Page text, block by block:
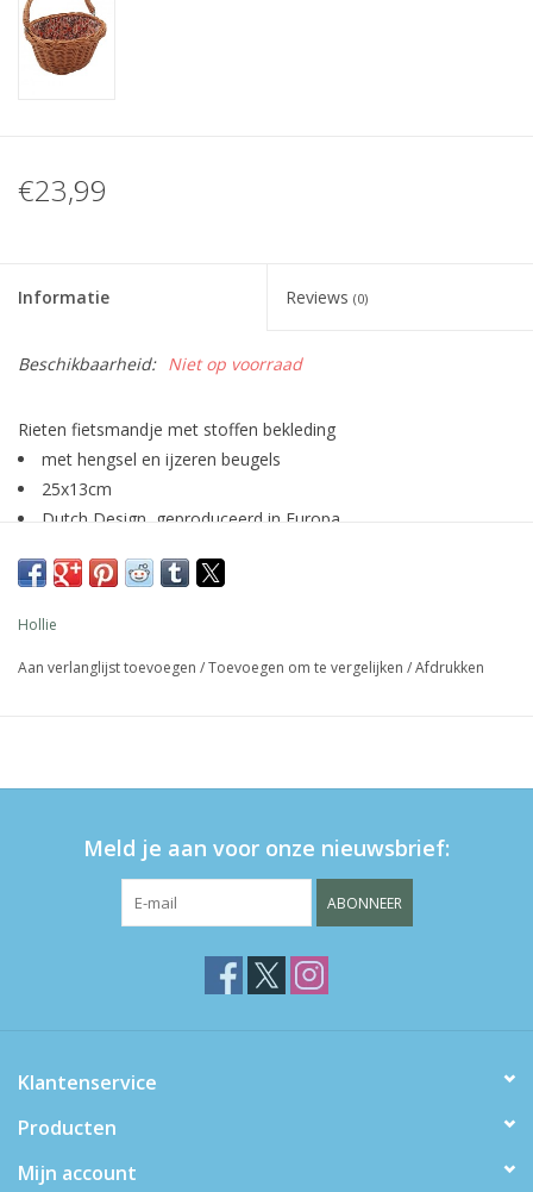
€23,99
Informatie Reviews (0)
Beschikbaarheid: Niet op voorraad
Rieten fietsmandje met stoffen bekleding
met hengsel en ijzeren beugels
25x13cm
Dutch Design, geproduceerd in Europa
Hollie
Aan verlanglijst toevoegen /Toevoegen om te vergelijken /Afdrukken
Meld je aan voor onze nieuwsbrief:
ABONNEER
Klantenservice
Producten
Mijn account